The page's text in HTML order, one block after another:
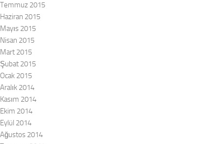
Temmuz 2015
Haziran 2015
Mayıs 2015
Nisan 2015
Mart 2015
Şubat 2015
Ocak 2015
Aralık 2014
Kasım 2014
Ekim 2014
Eylül 2014
Ağustos 2014